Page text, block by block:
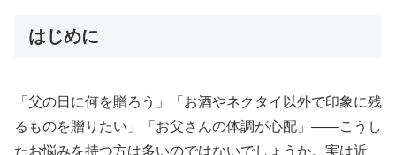
はじめに
「父の日に何を贈ろう」「お酒やネクタイ以外で印象に残
るものを贈りたい」「お父さんの体調が心配」——こうし
たお悩みを持つ方は多いのではないでしょうか。実は近